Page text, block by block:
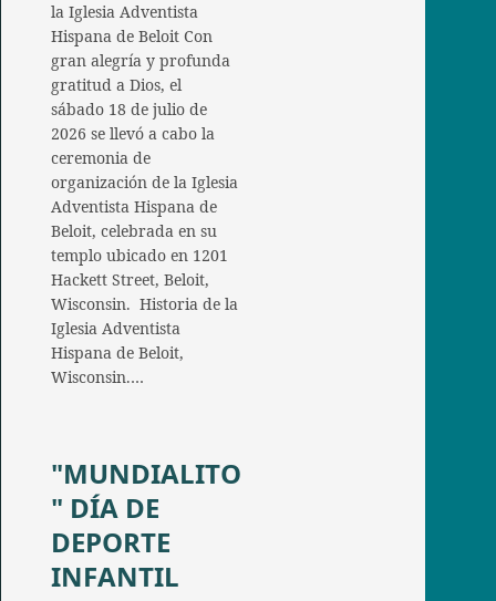
la Iglesia Adventista
Hispana de Beloit Con
gran alegría y profunda
gratitud a Dios, el
sábado 18 de julio de
2026 se llevó a cabo la
ceremonia de
organización de la Iglesia
Adventista Hispana de
Beloit, celebrada en su
templo ubicado en 1201
Hackett Street, Beloit,
Wisconsin. Historia de la
Iglesia Adventista
Hispana de Beloit,
Wisconsin.…
"MUNDIALITO
" DÍA DE
DEPORTE
INFANTIL